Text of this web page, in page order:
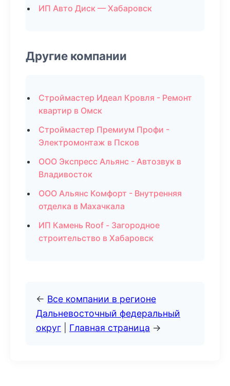
ИП Авто Диск — Хабаровск
Другие компании
Строймастер Идеал Кровля - Ремонт
квартир в Омск
Строймастер Премиум Профи -
Электромонтаж в Псков
ООО Экспресс Альянс - Автозвук в
Владивосток
ООО Альянс Комфорт - Внутренняя
отделка в Махачкала
ИП Камень Roof - Загородное
строительство в Хабаровск
← Все компании в регионе
Дальневосточный федеральный
округ
Главная страница →